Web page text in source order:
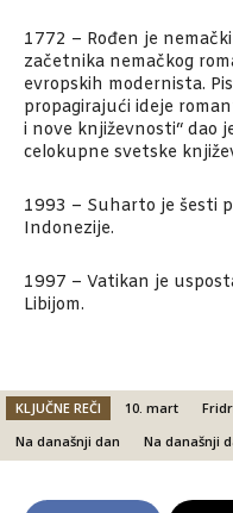
1772 – Rođen je
začetnika nemačkog
evropskih modernista.
propagirajući ideje
i nove književnosti“ dao
celokupne svetske
1993 – Suharto je šesti
Indonezije.
1997 – Vatikan je
Libijom.
KLJUČNE REČI 10. mart
Na današnji dan
Na današnji